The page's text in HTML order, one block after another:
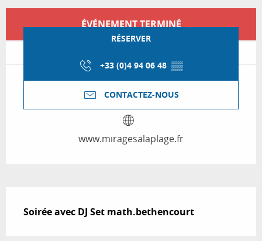
Ouverture et coordonnées
ÉVÉNEMENT TERMINÉ
RÉSERVER
+33 (0)4 94 06 48 ▒▒
CONTACTEZ-NOUS
www.miragesalaplage.fr
Soirée avec DJ Set math.bethencourt